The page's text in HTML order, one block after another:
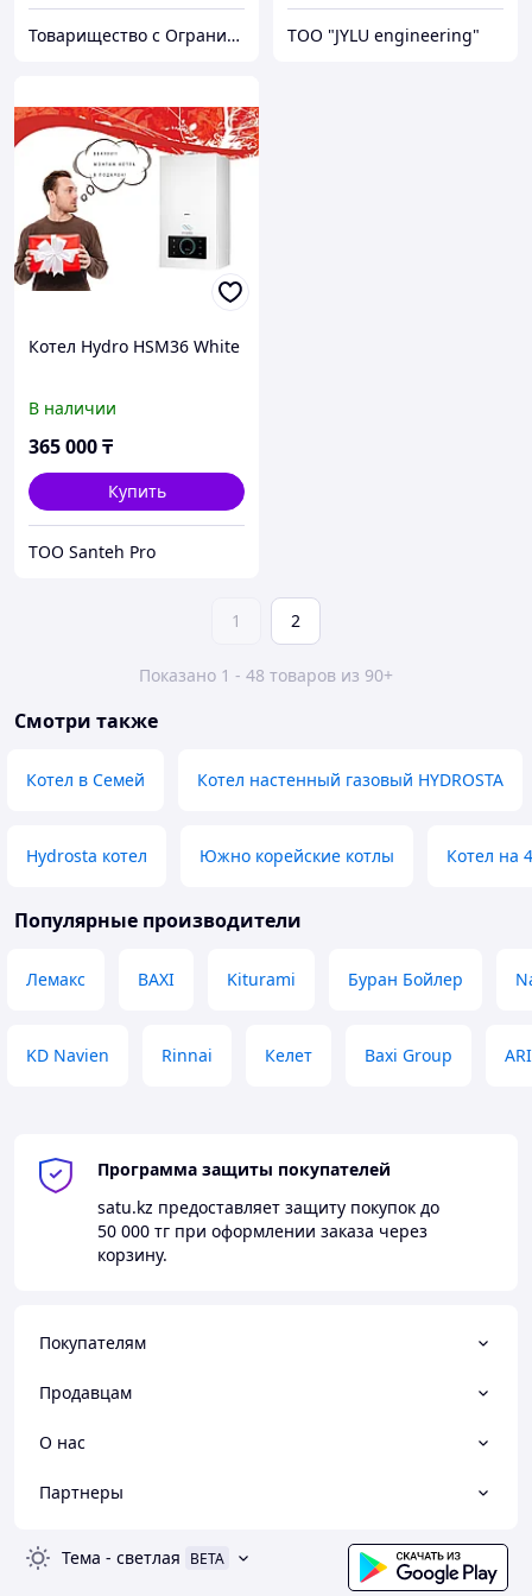
Товарищество с Ограниченной Ответственностью "ТеплоАзии" TOO "JYLU engineering"
Котел Hydro HSM36 White
В наличии
365 000₸
Купить
ТОО Santeh Pro
1 2
Показано 1 - 48 товаров из 90+
Смотри также
Котел в Семей Котел настенный газовый HYDROSTA
Hydrosta котел Южно корейские котлы Котел на
Популярные производители
Лемакс BAXI Kiturami Буран Бойлер
KD Navien Rinnai Келет Baxi Group
Программа защиты покупателей
satu.kz предоставляет защиту покупок до
50 000 тг при оформлении заказа через
корзину.
Покупателям
Продавцам
О нас
Партнеры
Тема - светлая BETA